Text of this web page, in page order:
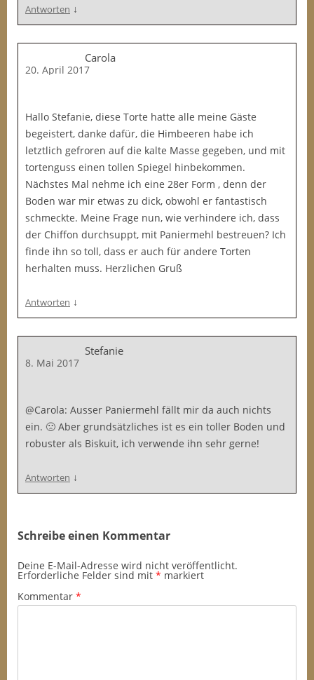
Antworten ↓
Carola
20. April 2017
Hallo Stefanie, diese Torte hatte alle meine Gäste
begeistert, danke dafür, die Himbeeren habe ich
letztlich gefroren auf die kalte Masse gegeben, und mit
tortenguss einen tollen Spiegel hinbekommen.
Nächstes Mal nehme ich eine 28er Form , denn der
Boden war mir etwas zu dick, obwohl er fantastisch
schmeckte. Meine Frage nun, wie verhindere ich, dass
der Chiffon durchsuppt, mit Paniermehl bestreuen? Ich
finde ihn so toll, dass er auch für andere Torten
herhalten muss. Herzlichen Gruß
Antworten ↓
Stefanie
8. Mai 2017
@Carola: Ausser Paniermehl fällt mir da auch nichts
ein. 🙁 Aber grundsätzliches ist es ein toller Boden und
robuster als Biskuit, ich verwende ihn sehr gerne!
Antworten ↓
Schreibe einen Kommentar
Deine E-Mail-Adresse wird nicht veröffentlicht.
Erforderliche Felder sind mit * markiert
Kommentar *